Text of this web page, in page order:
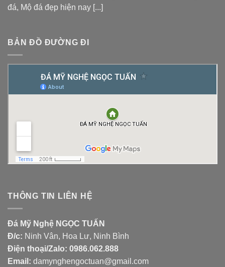
đá, Mộ đá đẹp hiện nay [...]
BẢN ĐỒ ĐƯỜNG ĐI
THÔNG TIN LIÊN HỆ
Đá Mỹ Nghệ NGỌC TUẤN
Đ/c: Ninh Vân, Hoa Lư, Ninh Bình
Điện thoại/Zalo: 0986.062.888
Email: damynghengoctuan@gmail.com